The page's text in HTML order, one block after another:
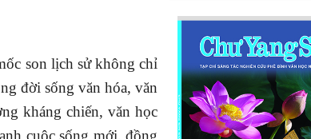
son lịch sử không chỉ
đời sống văn hóa, văn
kháng chiến, văn học
cuộc sống mới, đồng